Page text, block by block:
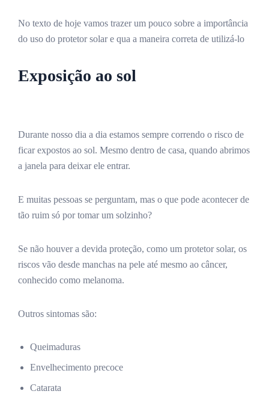
No texto de hoje vamos trazer um pouco sobre a importância
do uso do protetor solar e qua a maneira correta de utilizá-lo
Exposição ao sol
Durante nosso dia a dia estamos sempre correndo o risco de
ficar expostos ao sol. Mesmo dentro de casa, quando abrimos
a janela para deixar ele entrar.
E muitas pessoas se perguntam, mas o que pode acontecer de
tão ruim só por tomar um solzinho?
Se não houver a devida proteção, como um protetor solar, os
riscos vão desde manchas na pele até mesmo ao câncer,
conhecido como melanoma.
Outros sintomas são:
Queimaduras
Envelhecimento precoce
Catarata